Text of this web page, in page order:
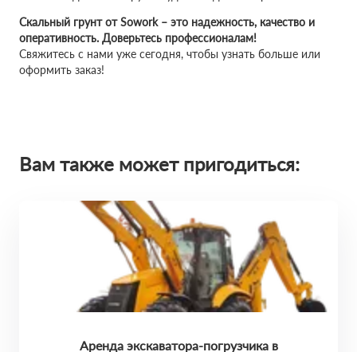
Скальный грунт от Sowork – это надежность, качество и
оперативность. Доверьтесь профессионалам!
Свяжитесь с нами уже сегодня, чтобы узнать больше или
оформить заказ!
Вам также может пригодиться:
Аренда экскаватора-погрузчика в